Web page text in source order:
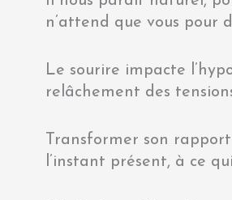
n’attend que vous pour
Le sourire impacte
relâchement des
Transformer son
l’instant présent, à ce